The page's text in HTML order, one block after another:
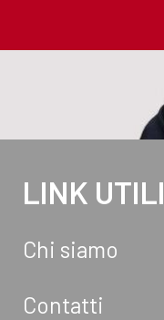
LINK UTILI
Chi siamo
Contatti